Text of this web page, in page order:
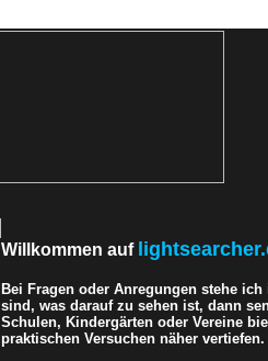
Willkommen auf
Bei Fragen oder Anregungen stehe
sind, was darauf zu sehen ist, dann
Schulen, Kindergärten oder Vereine
praktischen Versuchen näher vertiefen.